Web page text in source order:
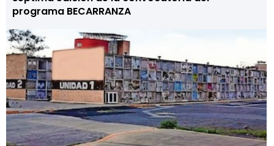
programa BECARRANZA